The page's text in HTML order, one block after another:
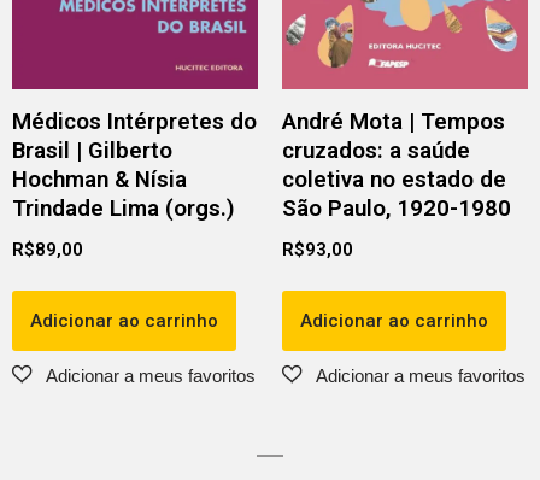
Médicos Intérpretes do
Brasil | Gilberto
Hochman & Nísia
Trindade Lima (orgs.)
R$89,00
Adicionar ao carrinho
André Mota | Tempos
cruzados: a saúde
coletiva no estado de
São Paulo, 1920-1980
R$93,00
Adicionar ao carrinho